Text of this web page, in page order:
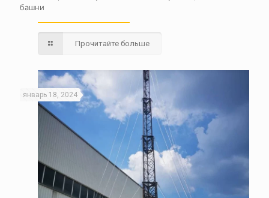
башни
Прочитайте больше
январь 18, 2024